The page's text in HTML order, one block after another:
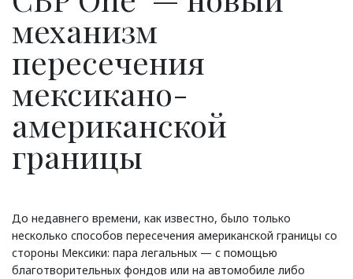
механизм
пересечения
мексикано-
американской
границы
До недавнего времени, как известно, было только
несколько способов пересечения американской границы со
стороны Мексики: пара легальных — с помощью
благотворительных фондов или на автомобиле либо